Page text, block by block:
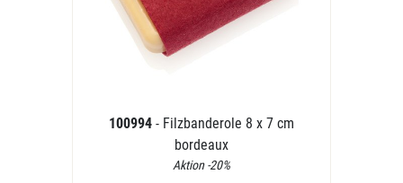
100994 - Filzbanderole 8 x 7 cm
bordeaux
Aktion -20%